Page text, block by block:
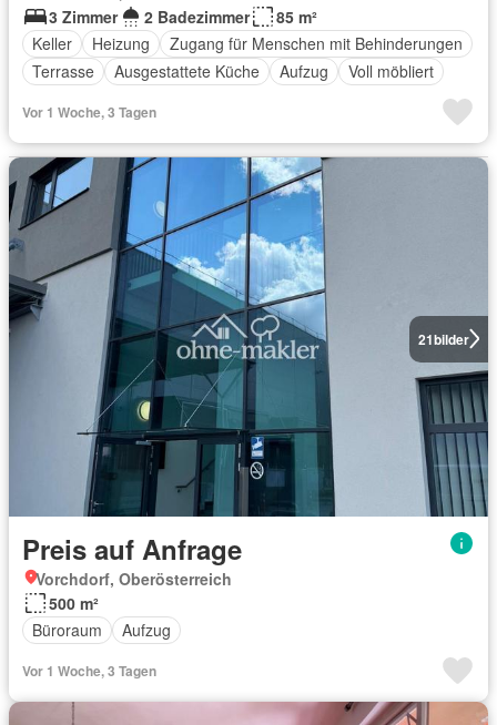
3 Zimmer
2 Badezimmer
85 m²
Keller
Heizung
Zugang für Menschen mit Behinderungen
Terrasse
Ausgestattete Küche Aufzug Voll möbliert
Vor 1 Woche, 3 Tagen
21bilder
Preis auf Anfrage
Vorchdorf, Oberösterreich
500 m²
Büroraum
Aufzug
Vor 1 Woche, 3 Tagen